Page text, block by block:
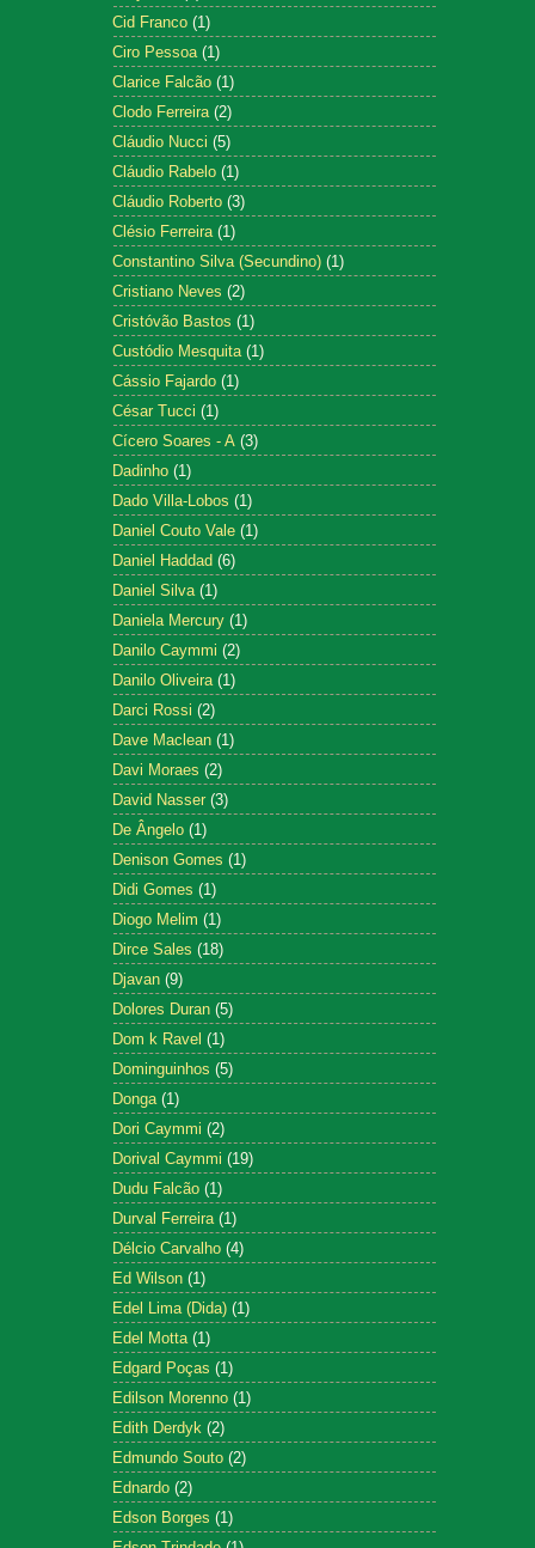
Cid Franco (1)
Ciro Pessoa (1)
Clarice Falcão (1)
Clodo Ferreira (2)
Cláudio Nucci (5)
Cláudio Rabelo (1)
Cláudio Roberto (3)
Clésio Ferreira (1)
Constantino Silva (Secundino) (1)
Cristiano Neves (2)
Cristóvão Bastos (1)
Custódio Mesquita (1)
Cássio Fajardo (1)
César Tucci (1)
Cícero Soares - A (3)
Dadinho (1)
Dado Villa-Lobos (1)
Daniel Couto Vale (1)
Daniel Haddad (6)
Daniel Silva (1)
Daniela Mercury (1)
Danilo Caymmi (2)
Danilo Oliveira (1)
Darci Rossi (2)
Dave Maclean (1)
Davi Moraes (2)
David Nasser (3)
De Ângelo (1)
Denison Gomes (1)
Didi Gomes (1)
Diogo Melim (1)
Dirce Sales (18)
Djavan (9)
Dolores Duran (5)
Dom k Ravel (1)
Dominguinhos (5)
Donga (1)
Dori Caymmi (2)
Dorival Caymmi (19)
Dudu Falcão (1)
Durval Ferreira (1)
Délcio Carvalho (4)
Ed Wilson (1)
Edel Lima (Dida) (1)
Edel Motta (1)
Edgard Poças (1)
Edilson Morenno (1)
Edith Derdyk (2)
Edmundo Souto (2)
Ednardo (2)
Edson Borges (1)